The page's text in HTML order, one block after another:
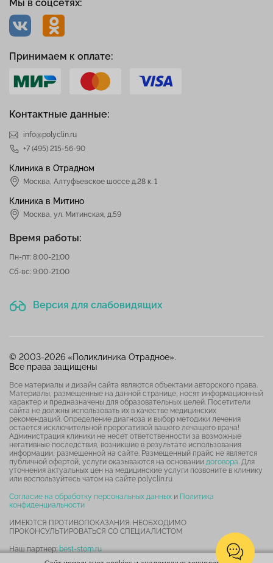
Контактные данные:
info@polyclin.ru
+7 (495) 215-56-90
Клиника в Отрадном
Москва Алтуфьевское шоссе д.28 к. 1
Клиника в Митино
Москва, ул. Митинская, д.59
Время работы:
Пн-пт: 8:00-21:00
Сб-вс: 9:00-21:00
Мы в соцсетях:
Версия для слабовидящих
Принимаем к оплате:
© 2003-2026 «Поликлиника Отрадное».
Все права защищены
Все материалы и дизайн сайта являются объектами авторского права.
Материалы, размещенные на данной странице, носят информационный
характер и предназначены для образовательных целей. Посетители
сайта не должны использовать их в качестве медицинских
рекомендаций. Определение диагноза и выбор методики лечения
остается исключительной прерогативой вашего лечащего врача!
Администрация клиники не несет ответственности за возможные
негативные последствия, возникшие в результате использования
информации, размещенной на сайте. Размещенный прайс не является
публичной офертой, услуги оказываются на основании договора . Для
уточнения актуальных цен на медицинские услуги позвоните в клинику
или воспользуйтесь чатом на сайте polyclin.ru
Согласие на обработку персональных данных и Политика
конфиденциальности
ИМЕЮТСЯ ПРОТИВОПОКАЗАНИЯ. НЕОБХОДИМО
ПРОКОНСУЛЬТИРОВАТЬСЯ СО СПЕЦИАЛИСТОМ
Наш партнер: best-stom.ru